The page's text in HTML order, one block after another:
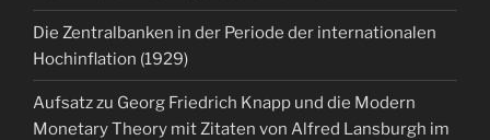
Die Zentralbanken in der Periode der internationalen
Hochinflation (1929)
Aufsatz zu Georg Friedrich Knapp und die Modern
Monetary Theory mit Zitaten von Alfred Lansburgh im